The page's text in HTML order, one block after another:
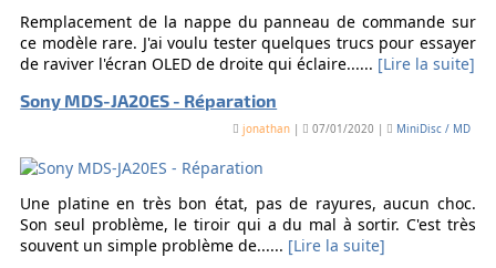
Remplacement de la nappe du panneau de commande sur
ce modèle rare. J'ai voulu tester quelques trucs pour essayer
de raviver l'écran OLED de droite qui éclaire...... [Lire la suite]
Sony MDS-JA20ES - Réparation
jonathan| 07/01/2020 | MiniDisc / MD
Une platine en très bon état, pas de rayures, aucun choc.
Son seul problème, le tiroir qui a du mal à sortir. C'est très
souvent un simple problème de...... [Lire la suite]